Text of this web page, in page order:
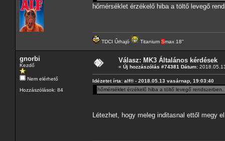
hőmérséklet érzékelő hiba a töltő levegő
TDCI Űrhajó Titanium Smax 18"
gnorbi
Kezdő
Nem elérhető
Hozzászólások: 84
Válasz: MK3 Általános kérdések
« Új hozzászólás #74381 Dátum:
Idézetet írta: alf® - 2018.05.13 vasárnap, 19:03:40
hőmérséklet érzékelő hiba a töltő levegő rendszerben.
Létezhet, hogy meleg inditasnal ettől megy